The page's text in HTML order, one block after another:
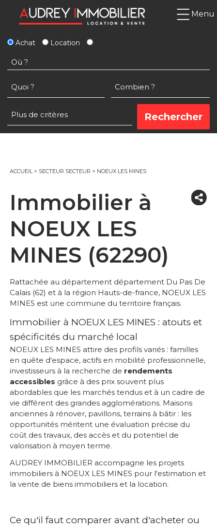
Menu
Achat Location
ACCUEIL> SECTEUR SECTEUR > NOEUX LES MINES
Immobilier à
NOEUX LES
MINES (62290)
Rattachée au département département Du Pas De
Calais (62) et à la région Hauts-de-france, NOEUX LES
MINES est une commune du territoire français.
Immobilier à NOEUX LES MINES : atouts et
spécificités du marché local
NOEUX LES MINES attire des profils variés : familles
en quête d'espace, actifs en mobilité professionnelle,
investisseurs à la recherche de rendements
accessibles grâce à des prix souvent plus
abordables que les marchés tendus et à un cadre de
vie différent des grandes agglomérations. Maisons
anciennes à rénover, pavillons, terrains à bâtir : les
opportunités méritent une évaluation précise du
coût des travaux, des accès et du potentiel de
valorisation à moyen terme.
AUDREY IMMOBILIER accompagne les projets
immobiliers à NOEUX LES MINES pour l'estimation et
la vente de biens immobiliers et la location.
Ce qu'il faut comparer avant d'acheter ou